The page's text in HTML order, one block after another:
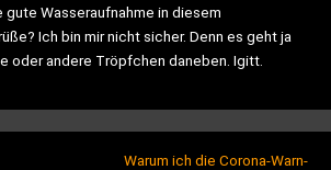
gute Wasseraufnahme in diesem
Ich bin mir nicht sicher. Denn es geht ja
oder andere Tröpfchen daneben. Igitt.
Warum ich die Corona-Warn-